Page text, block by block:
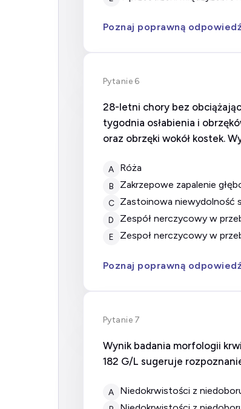
Poznaj poprawną
Pytanie 6
28-letni chory bez
tygodnia osłabienia i
oraz obrzęki wokół kostek.
A róża
B zakrzepowe zapalenie
C zastoinowa niewydolność
D zespół nerczycowy w
E zespoł nerczycowy w
Poznaj poprawną
Pytanie 7
Wynik badania morfologii
182 G/L sugeruje
A Niedokrwistości z